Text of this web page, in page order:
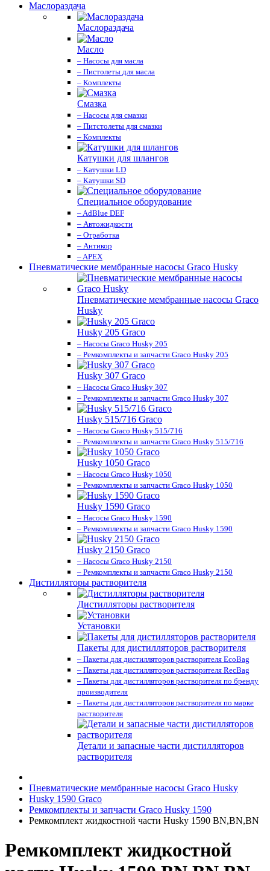
Маслораздача
Маслораздача
Масло
– Насосы для масла
– Пистолеты для масла
– Комплекты
Смазка
– Насосы для смазки
– Питстолеты для смазки
– Комплекты
Катушки для шлангов
– Катушки LD
– Катушки SD
Специальное оборудование
– AdBlue DEF
– Автожидкости
– Отработка
– Антикор
– APEX
Пневматические мембранные насосы Graco Husky
Пневматические мембранные насосы Graco
Husky
Husky 205 Graco
– Насосы Graco Husky 205
– Ремкомплекты и запчасти Graco Husky 205
Husky 307 Graco
– Насосы Graco Husky 307
– Ремкомплекты и запчасти Graco Husky 307
Husky 515/716 Graco
– Насосы Graco Husky 515/716
– Ремкомплекты и запчасти Graco Husky 515/716
Husky 1050 Graco
– Насосы Graco Husky 1050
– Ремкомплекты и запчасти Graco Husky 1050
Husky 1590 Graco
– Насосы Graco Husky 1590
– Ремкомплекты и запчасти Graco Husky 1590
Husky 2150 Graco
– Насосы Graco Husky 2150
– Ремкомплекты и запчасти Graco Husky 2150
Дистилляторы растворителя
Дистилляторы растворителя
Установки
Пакеты для дистилляторов растворителя
– Пакеты для дистилляторов растворителя EcoBag
– Пакеты для дистилляторов растворителя RecBag
– Пакеты для дистилляторов растворителя по бренду
производителя
– Пакеты для дистилляторов растворителя по марке
растворителя
Детали и запасные части дистилляторов
растворителя
Пневматические мембранные насосы Graco Husky
Husky 1590 Graco
Ремкомплекты и запчасти Graco Husky 1590
Ремкомплект жидкостной части Husky 1590 BN,BN,BN
Ремкомплект жидкостной